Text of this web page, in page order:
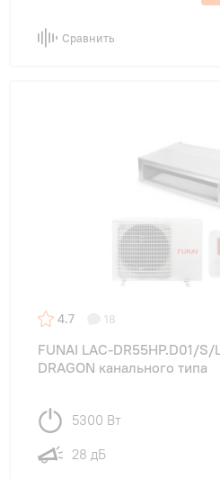
Сравнить
4.7 18
FUNAI LAC-DR55HP.D01/S/
DRAGON канального типа
5300 Вт
28 дБ